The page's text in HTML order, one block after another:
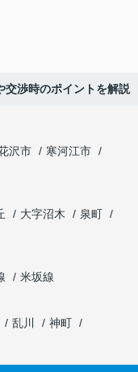
交渉時のポイントを解説
沢市
寒河江市
大字沼木
泉町
米坂線
乱川
神町